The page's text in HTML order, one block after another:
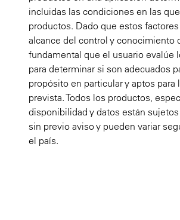
incluidas las condiciones en las
productos. Dado que estos
alcance del control y conocimiento
fundamental que el usuario evalúe
para determinar si son adecuados
propósito en particular y aptos para
prevista. Todos los productos,
disponibilidad y datos están
sin previo aviso y pueden variar
el país.